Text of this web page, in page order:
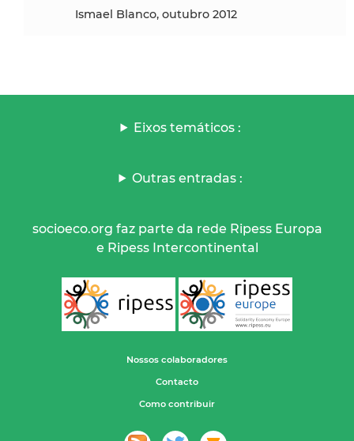
Ismael Blanco, outubro 2012
Eixos temáticos :
Outras entradas :
socioeco.org faz parte da rede Ripess Europa
e Ripess Intercontinental
Nossos colaboradores
Contacto
Como contribuir